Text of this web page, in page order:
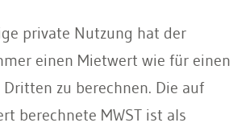
private Nutzung hat der
einen Mietwert wie für einen
zu berechnen. Die auf
berechnete MWST ist als